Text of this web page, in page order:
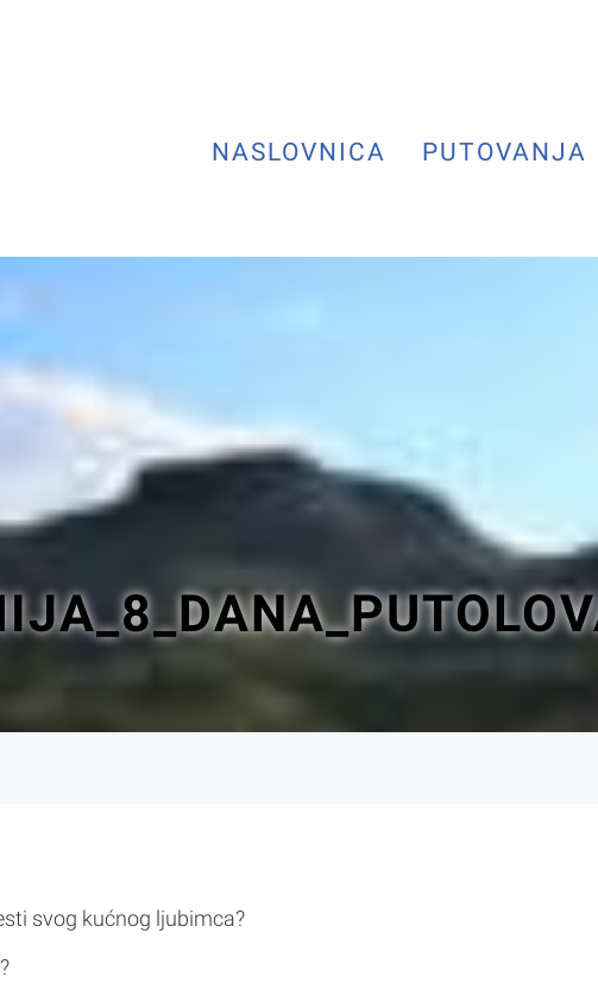
NASLOVNICA PUTOVANJA
svog kućnog ljubimca?